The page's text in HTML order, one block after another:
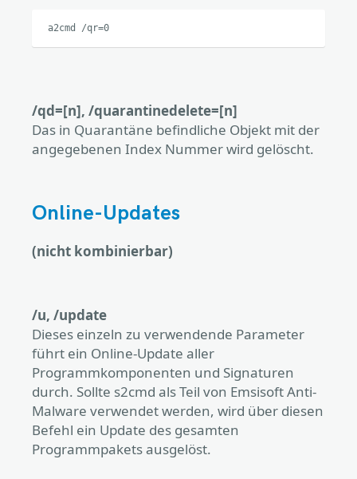
a2cmd /qr=0
/qd=[n], /quarantinedelete=[n]
Das in Quarantäne befindliche Objekt mit der
angegebenen Index Nummer wird gelöscht.
Online-Updates
(nicht kombinierbar)
/u, /update
Dieses einzeln zu verwendende Parameter
führt ein Online-Update aller
Programmkomponenten und Signaturen
durch. Sollte s2cmd als Teil von Emsisoft Anti-
Malware verwendet werden, wird über diesen
Befehl ein Update des gesamten
Programmpakets ausgelöst.